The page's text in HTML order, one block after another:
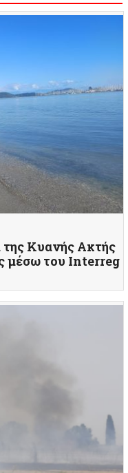
της Κυανής Ακτής
μέσω του Interreg